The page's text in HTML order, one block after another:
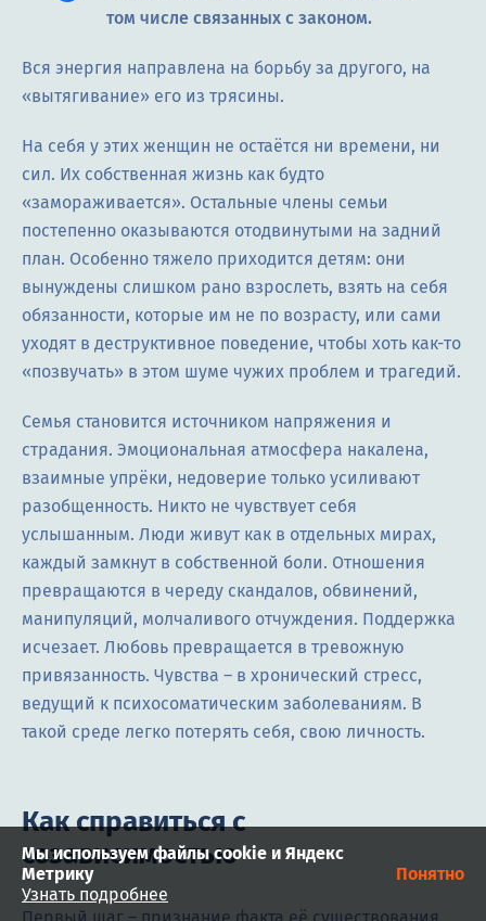
том числе связанных с законом.
Вся энергия направлена на борьбу за другого, на
«вытягивание» его из трясины.
На себя у этих женщин не остаётся ни времени, ни
сил. Их собственная жизнь как будто
«замораживается». Остальные члены семьи
постепенно оказываются отодвинутыми на задний
план. Особенно тяжело приходится детям: они
вынуждены слишком рано взрослеть, взять на себя
обязанности, которые им не по возрасту, или сами
уходят в деструктивное поведение, чтобы хоть как-то
«позвучать» в этом шуме чужих проблем и трагедий.
Семья становится источником напряжения и
страдания. Эмоциональная атмосфера накалена,
взаимные упрёки, недоверие только усиливают
разобщенность. Никто не чувствует себя
услышанным. Люди живут как в отдельных мирах,
каждый замкнут в собственной боли. Отношения
превращаются в череду скандалов, обвинений,
манипуляций, молчаливого отчуждения. Поддержка
исчезает. Любовь превращается в тревожную
привязанность. Чувства – в хронический стресс,
ведущий к психосоматическим заболеваниям. В
такой среде легко потерять себя, свою личность.
Как справиться с
созависимостью
Первый шаг – признание факта её существования.
Мы используем файлы cookie и Яндекс
Метрику
Узнать подробнее
Понятно